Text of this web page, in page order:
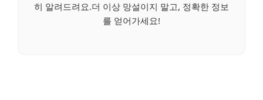
히 알려드려요.더 이상 망설이지 말고, 정확한 정보
를 얻어가세요!